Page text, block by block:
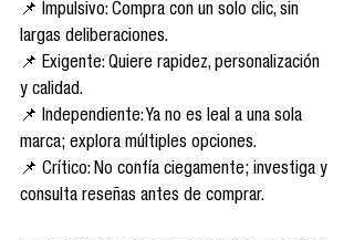
📌 Impulsivo: Compra con un solo clic, sin
largas deliberaciones.
📌 Exigente: Quiere rapidez, personalización
y calidad.
📌 Independiente: Ya no es leal a una sola
marca; explora múltiples opciones.
📌 Crítico: No confía ciegamente; investiga y
consulta reseñas antes de comprar.